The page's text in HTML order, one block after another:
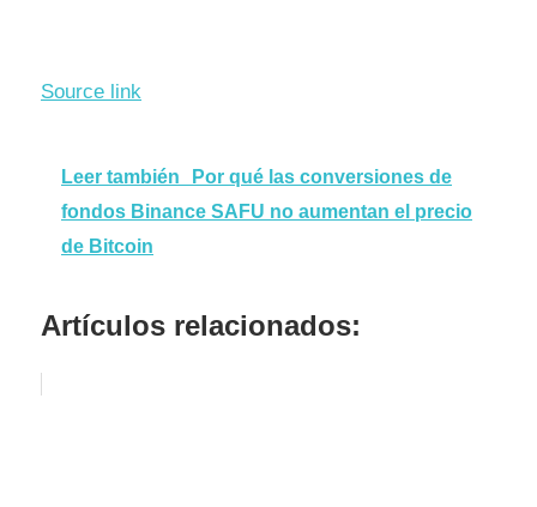
Source link
Leer también
Por qué las conversiones de
fondos Binance SAFU no aumentan el precio
de Bitcoin
Artículos relacionados: